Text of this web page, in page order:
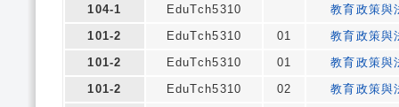
104-1
EduTch5310
教育政策與
101-2
EduTch5310 01
教育政策與
101-2
EduTch5310 01
教育政策與
101-2
EduTch5310 02
教育政策與